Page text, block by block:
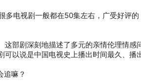
多电视剧一般都在50集左右，广受好评
部剧深刻地描述了多元的亲情伦理情感
以说是中国电视史上播出时间最久、播